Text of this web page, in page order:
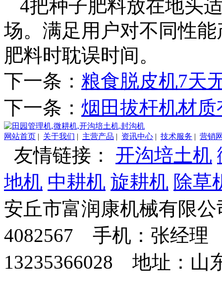
4把种子肥料放在地头
场。满足用户对不同性
肥料时耽误时间。
下一条： 粮食脱皮机7天
下一条： 烟田拔杆机材质
网站首页 | 关于我们 | 主营产品 | 资讯中心 | 技术服务 | 营销
友情链接： 开沟培土机
地机 中耕机 旋耕机 除草
安丘市富润康机械有限
4082567 手机：张经
13235366028 地址：山